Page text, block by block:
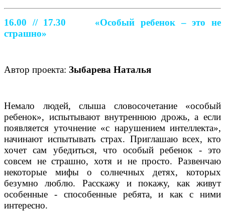
16.00 // 17.30
«Особый ребенок – это не
страшно»
Автор проекта: Зыбарева Наталья
Немало людей, слыша словосочетание «особый
ребенок», испытывают внутреннюю дрожь, а если
появляется уточнение «с нарушением интеллекта»,
начинают испытывать страх. Приглашаю всех, кто
хочет сам убедиться, что особый ребенок - это
совсем не страшно, хотя и не просто. Развенчаю
некоторые мифы о солнечных детях, которых
безумно люблю. Расскажу и покажу, как живут
особенные - способенные ребята, и как с ними
интересно.